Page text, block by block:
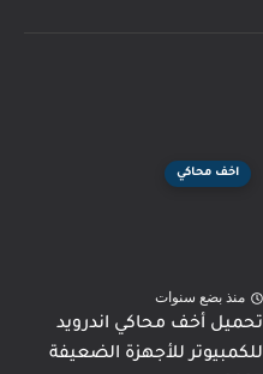
اخف محاكي
منذ بضع سنوات
تحميل أخف محاكي اندرويد
للكمبيوتر للأجهزة الضعيفة